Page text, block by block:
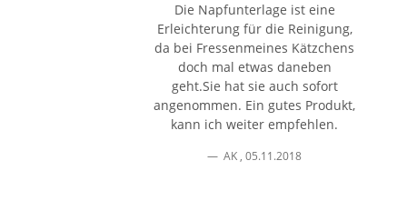
Die Napfunterlage ist eine
Erleichterung für die Reinigung,
da bei Fressenmeines Kätzchens
doch mal etwas daneben
geht.Sie hat sie auch sofort
angenommen. Ein gutes Produkt,
kann ich weiter empfehlen.
AK, 05.11.2018